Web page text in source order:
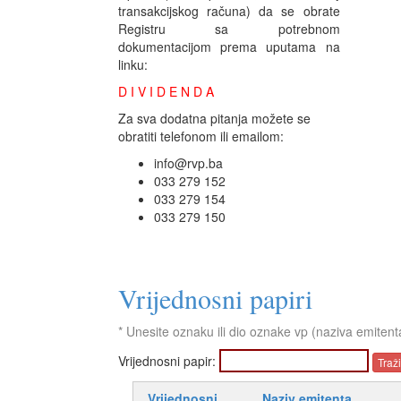
transakcijskog računa) da se obrate
Registru sa potrebnom
dokumentacijom prema uputama na
linku:
D I V I D E N D A
Za sva dodatna pitanja možete se
obratiti telefonom ili emailom:
info@rvp.ba
033 279 152
033 279 154
033 279 150
Vrijednosni papiri
* Unesite oznaku ili dio oznake vp (naziva
Vrijednosni papir: